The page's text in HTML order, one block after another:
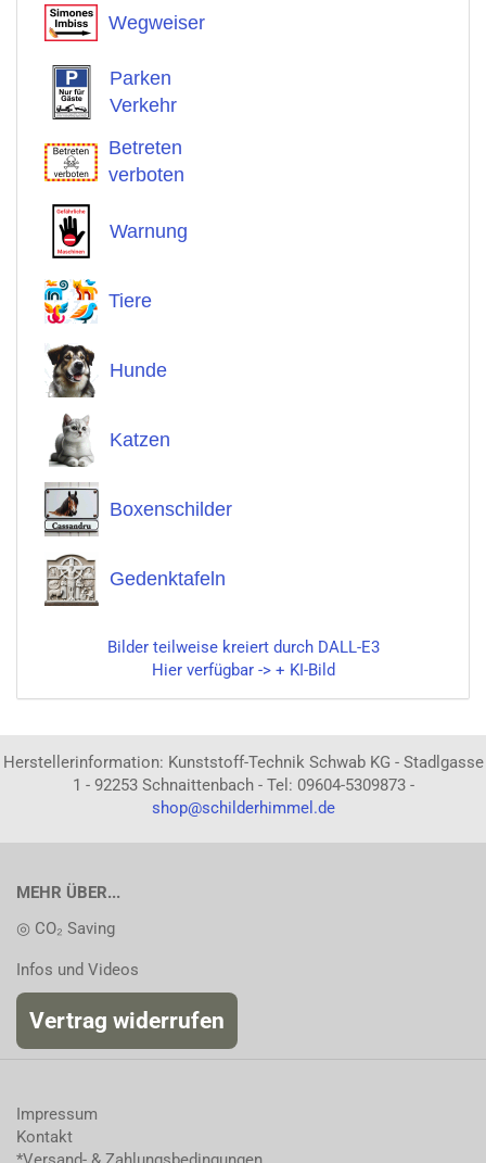
Wegweiser
Parken
Verkehr
Betreten
verboten
Warnung
Tiere
Hunde
Katzen
Boxenschilder
Gedenktafeln
Bilder teilweise kreiert durch DALL-E3
Hier verfügbar -> + KI-Bild
Herstellerinformation: Kunststoff-Technik Schwab KG - Stadlgasse
1 - 92253 Schnaittenbach - Tel: 09604-5309873 -
shop@schilderhimmel.de
MEHR ÜBER...
◎ CO₂ Saving
Infos und Videos
Vertrag widerrufen
Impressum
Kontakt